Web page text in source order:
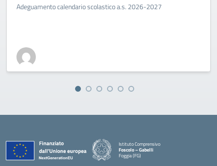
Adeguamento calendario scolastico a.s. 2026-2027
Istituto Comprensivo
Foscolo – Gabelli
Foggia (FG)
— Visita la pagina iniziale della scuola